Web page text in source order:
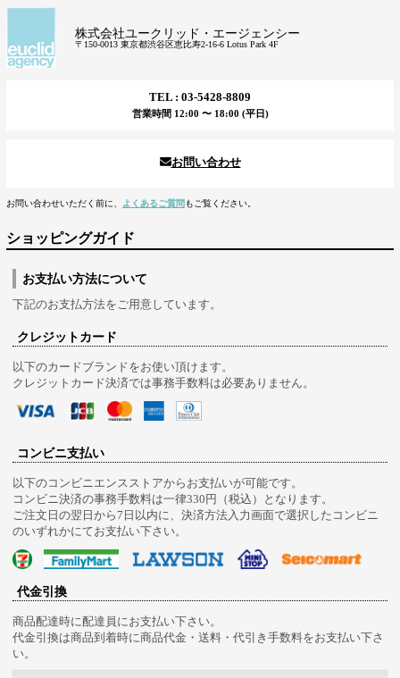
株式会社ユークリッド・エージェンシー
〒150-0013 東京都渋谷区恵比寿2-16-6 Lotus Park 4F
TEL : 03-5428-8809
営業時間 12:00 〜 18:00 (平日)
お問い合わせ
お問い合わせいただく前に、 よくあるご質問 もご覧ください。
ショッピングガイド
お支払い方法について
下記のお支払方法をご用意しています。
クレジットカード
以下のカードブランドをお使い頂けます。
クレジットカード決済では事務手数料は必要ありません。
コンビニ支払い
以下のコンビニエンスストアからお支払いが可能です。
コンビニ決済の事務手数料は一律330円（税込）となります。
ご注文日の翌日から7日以内に、決済方法入力画面で選択したコンビニ
のいずれかにてお支払い下さい。
代金引換
商品配達時に配達員にお支払い下さい。
代金引換は商品到着時に商品代金・送料・代引き手数料をお支払い下さ
い。